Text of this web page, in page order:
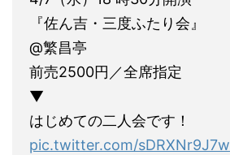
『佐ん吉・三度ふたり会』
@繁昌亭
前売2500円／全席指定
▼
はじめての二人会です！
pic.twitter.com/sDRXNr9J7w